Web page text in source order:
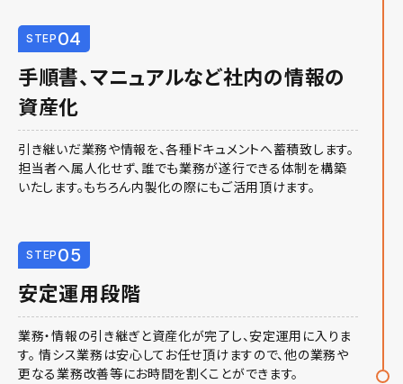
STEP 04
手順書、マニュアルなど社内の情報の
資産化
引き継いだ業務や情報を、各種ドキュメントへ蓄積致します。
担当者へ属人化せず、誰でも業務が遂行できる体制を構築
いたします。もちろん内製化の際にもご活用頂けます。
STEP 05
安定運用段階
業務・情報の引き継ぎと資産化が完了し、安定運用に入りま
す。 情シス業務は安心してお任せ頂けますので、他の業務や
更なる業務改善等にお時間を割くことができます。